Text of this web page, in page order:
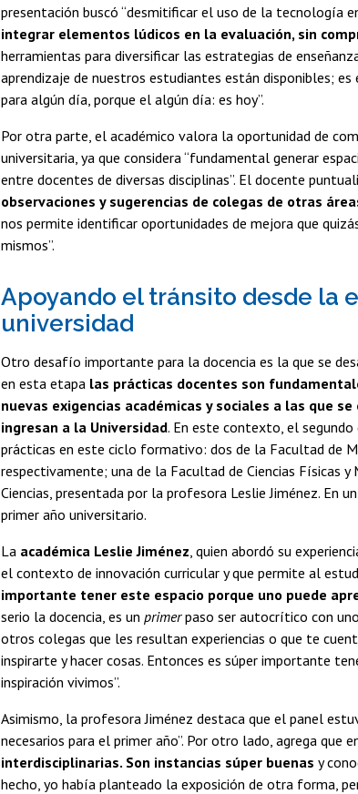
presentación buscó “desmitificar el uso de la tecnología
integrar elementos lúdicos en la evaluación, sin
herramientas para diversificar las estrategias de
aprendizaje de nuestros estudiantes están disponibles;
para algún día, porque el algún día: es hoy”.
Por otra parte, el académico valora la oportunidad de
universitaria, ya que considera “fundamental generar
entre docentes de diversas disciplinas”. El docente
observaciones y sugerencias de colegas de otras
nos permite identificar oportunidades de mejora que
mismos”.
Apoyando el tránsito desde la
universidad
Otro desafío importante para la docencia es la que se
en esta etapa las prácticas docentes son
nuevas exigencias académicas y sociales a las que
ingresan a la Universidad. En este contexto, el segundo
prácticas en este ciclo formativo: dos de la Facultad de
respectivamente; una de la Facultad de Ciencias Físicas
Ciencias, presentada por la profesora Leslie Jiménez. En
primer año universitario.
La académica Leslie Jiménez , quien abordó su
el contexto de innovación curricular y que permite al
importante tener este espacio porque uno puede
serio la docencia, es un primerpaso ser autocrítico con
otros colegas que les resultan experiencias o que te
inspirarte y hacer cosas. Entonces es súper importante
inspiración vivimos”.
Asimismo, la profesora Jiménez destaca que el panel
necesarios para el primer año”. Por otro lado, agrega que
interdisciplinarias. Son instancias súper buenas y
hecho, yo había planteado la exposición de otra forma,